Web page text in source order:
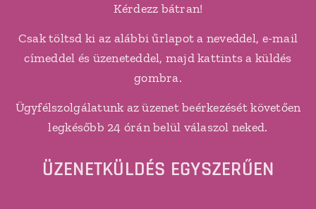
Kérdezz bátran!
Csak töltsd ki az alábbi űrlapot a neveddel, e-mail
címeddel és üzeneteddel, majd kattints a küldés
gombra.
Ügyfélszolgálatunk az üzenet beérkezését követően
legkésőbb 24 órán belül válaszol neked.
ÜZENETKÜLDÉS EGYSZERŰEN